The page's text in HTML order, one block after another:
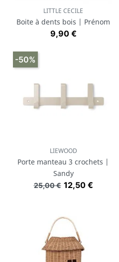
LITTLE CECILE
Boite à dents bois | Prénom
Prix
9,90 €
LIEWOOD
Porte manteau 3 crochets |
Sandy
Prix de base
25,00 € Prix
12,50 €
-50%